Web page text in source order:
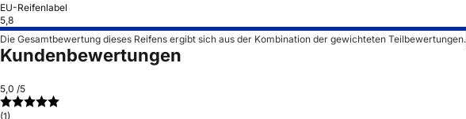
EU-Reifenlabel
5,8
Die Gesamtbewertung dieses Reifens ergibt sich aus der Kombination der gewichteten Teilbewertungen.
Kundenbewertungen
5,0 /5
(1)